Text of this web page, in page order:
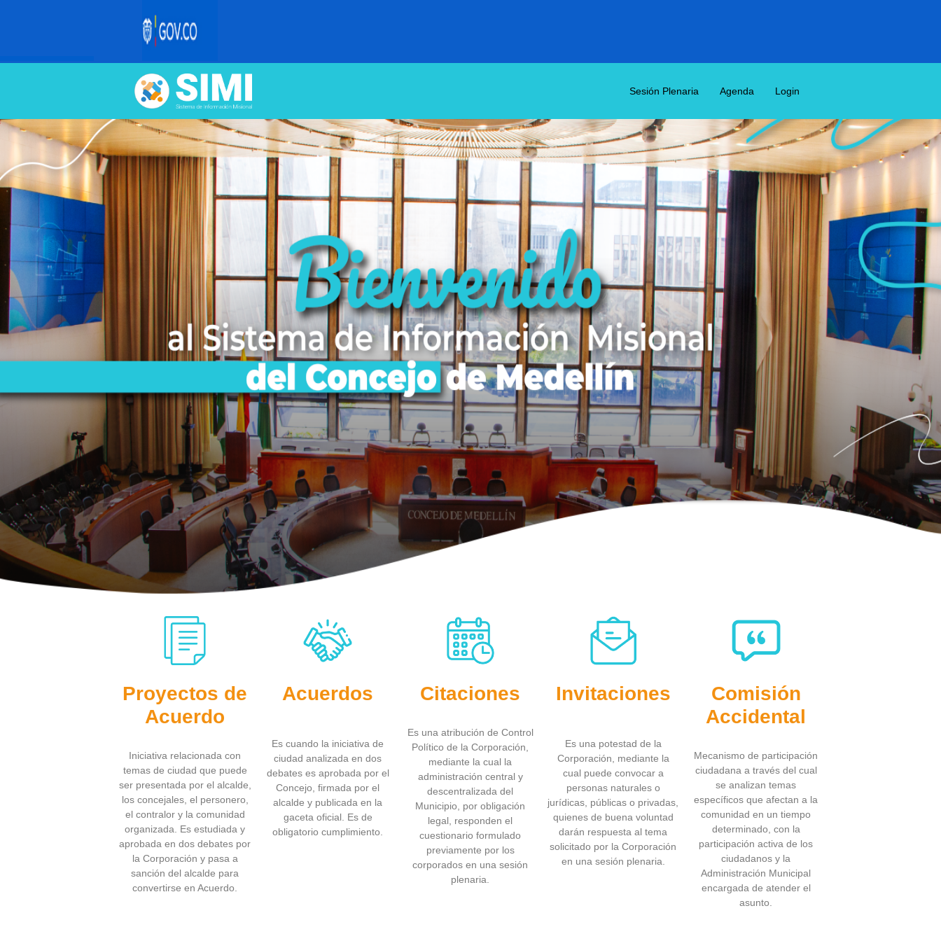
Sesión Plenaria Agenda Login
Proyectos de
Acuerdo
Iniciativa relacionada con
temas de ciudad que puede
ser presentada por el alcalde,
los concejales, el personero,
el contralor y la comunidad
organizada. Es estudiada y
aprobada en dos debates por
la Corporación y pasa a
sanción del alcalde para
convertirse en Acuerdo.
Acuerdos
Es cuando la iniciativa de
ciudad analizada en dos
debates es aprobada por el
Concejo, firmada por el
alcalde y publicada en la
gaceta oficial. Es de
obligatorio cumplimiento.
Citaciones
Es una atribución de Control
Político de la Corporación,
mediante la cual la
administración central y
descentralizada del
Municipio, por obligación
legal, responden el
cuestionario formulado
previamente por los
corporados en una sesión
plenaria.
Invitaciones
Es una potestad de la
Corporación, mediante la
cual puede convocar a
personas naturales o
jurídicas, públicas o privadas,
quienes de buena voluntad
darán respuesta al tema
solicitado por la Corporación
en una sesión plenaria.
Comisión
Accidental
Mecanismo de participación
ciudadana a través del cual
se analizan temas
específicos que afectan a la
comunidad en un tiempo
determinado, con la
participación activa de los
ciudadanos y la
Administración Municipal
encargada de atender el
asunto.